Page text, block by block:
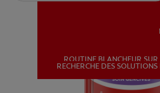
ROUTINE BLANCHEUR SUR
RECHERCHE DES